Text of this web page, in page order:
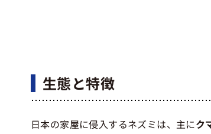
生態と特徴
日本の家屋に侵入するネズミは、主にク